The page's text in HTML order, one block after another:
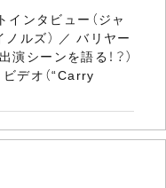
インタビュー（ジャ
ノルズ） ／ バリヤー
シーンを語る！？）
デオ（“Carry